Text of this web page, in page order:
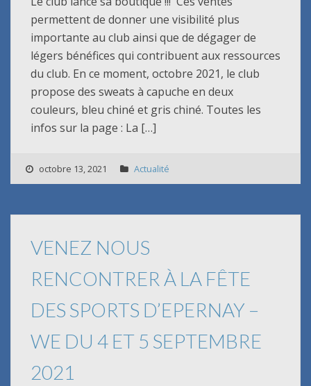
permettent de donner une visibilité plus
importante au club ainsi que de dégager de
légers bénéfices qui contribuent aux ressources
du club. En ce moment, octobre 2021, le club
propose des sweats à capuche en deux
couleurs, bleu chiné et gris chiné. Toutes les
infos sur la page : La […]
octobre 13, 2021 Actualité
VENEZ NOUS
RENCONTRER À LA FÊTE
DES SPORTS D’EPERNAY –
WE DU 4 ET 5 SEPTEMBRE
2021